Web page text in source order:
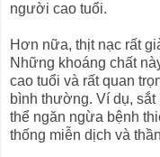
người cao tuổi.
Hơn nữa, thịt nạc rất
Những khoáng chất
cao tuổi và rất quan
bình thường. Ví dụ, sắt
thể ngăn ngừa bệnh
thống miễn dịch và